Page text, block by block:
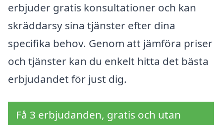
erbjuder gratis konsultationer och kan
skräddarsy sina tjänster efter dina
specifika behov. Genom att jämföra priser
och tjänster kan du enkelt hitta det bästa
erbjudandet för just dig.
Få 3 erbjudanden, gratis och utan